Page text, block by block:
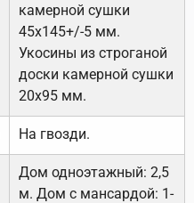
камерной сушки
45х145+/-5 мм.
Укосины из строганой
доски камерной сушки
20х95 мм.
На гвозди.
Дом одноэтажный: 2,5
м. Дом с мансардой: 1-